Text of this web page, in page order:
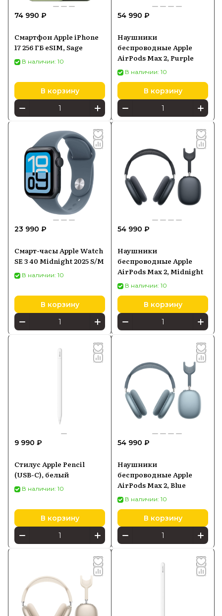
74 990 ₽
Смартфон Apple iPhone
17 256 ГБ eSIM, Sage
В наличии: 10
В корзину
54 990 ₽
Наушники
беспроводные Apple
AirPods Max 2, Purple
В наличии: 10
В корзину
23 990 ₽
Смарт-часы Apple Watch
SE 3 40 Midnight 2025 S/M
В наличии: 10
В корзину
54 990 ₽
Наушники
беспроводные Apple
AirPods Max 2, Midnight
В наличии: 10
В корзину
9 990 ₽
Стилус Apple Pencil
(USB-C), белый
В наличии: 10
В корзину
54 990 ₽
Наушники
беспроводные Apple
AirPods Max 2, Blue
В наличии: 10
В корзину